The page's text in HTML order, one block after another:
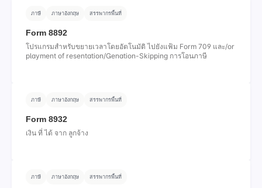
ภาษี ภาษาอังกฤษ สรรพากรพื้นที่
Form 8892
โปรแกรมสําหรับขยายเวลาโดยอัตโนมัติ ไปยังแฟ้ม Form 709 และ/or
playment of resentation/Genation-Skipping การโอนภาษี
ภาษี ภาษาอังกฤษ สรรพากรพื้นที่
Form 8932
เงิน ที่ ได้ จาก ลูกจ้าง
ภาษี ภาษาอังกฤษ สรรพากรพื้นที่